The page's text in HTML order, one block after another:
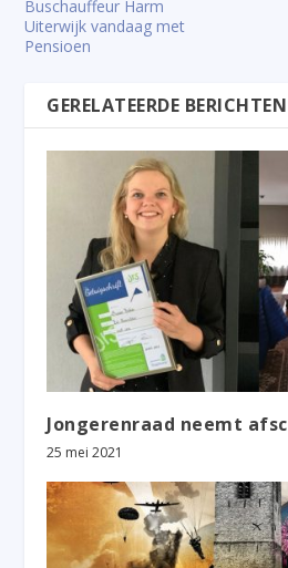
Buschauffeur Harm
Uiterwijk vandaag met
Pensioen
GERELATEERDE BERICHTEN
Jongerenraad neemt
25 mei 2021